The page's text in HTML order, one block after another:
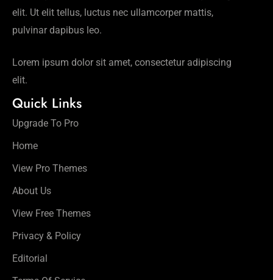
elit. Ut elit tellus, luctus nec ullamcorper mattis,
pulvinar dapibus leo.
Lorem ipsum dolor sit amet, consectetur adipiscing
elit.
Quick Links
Upgrade To Pro
Home
View Pro Themes
About Us
View Free Themes
Privacy & Policy
Editorial